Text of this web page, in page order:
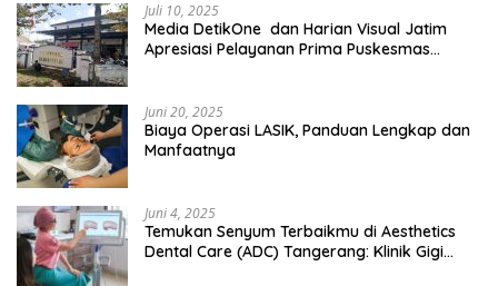
Juli 10, 2025
Media DetikOne dan Harian Visual Jatim
Apresiasi Pelayanan Prima Puskesmas
Juni 20, 2025
Biaya Operasi LASIK, Panduan Lengkap dan
Manfaatnya
Juni 4, 2025
Temukan Senyum Terbaikmu di Aesthetics
Dental Care (ADC) Tangerang: Klinik Gigi